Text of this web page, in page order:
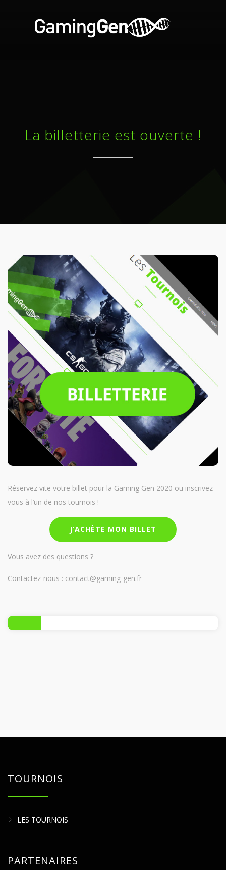
La billetterie est ouverte !
Réservez vite votre billet pour la Gaming Gen 2020 ou inscrivez-
vous à l’un de nos tournois !
J’ACHÈTE MON BILLET
Vous avez des questions ?
Contactez-nous : contact@gaming-gen.fr
TOURNOIS
LES TOURNOIS
PARTENAIRES